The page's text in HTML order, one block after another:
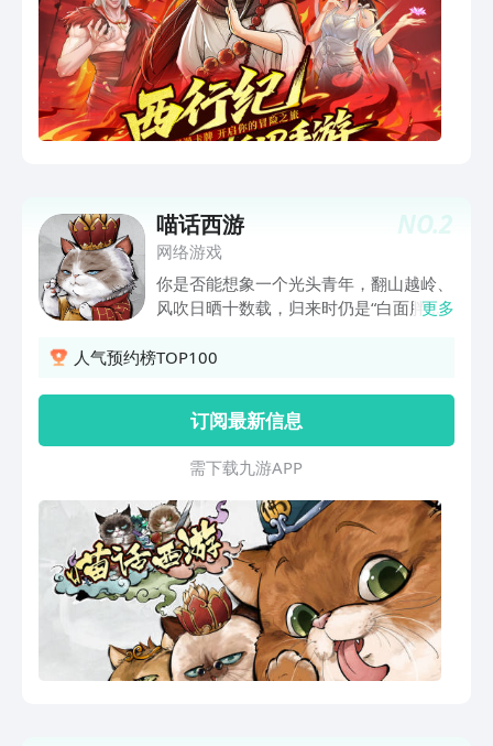
NO.2
喵话西游
网络游戏
你是否能想象一个光头青年，翻山越岭、
风吹日晒十数载，归来时仍是“白面胖”的
你： So Easy~ 贞观十八年，唐僧独步荆
收到取经人的音讯。唐王老李盼得眼都蓝
了，圣僧几时能得回朝呢？ 随着老李日
渐消瘦，大唐的官员和僧道开始自发地组
织出访西域、寻找大乘佛经。 玩家将扮
演民间僧道，也将踏上西方“极乐之地”、
寻找经书。在官员、僧团影影绰绰的影响
下，一个接一个的谜团和笑料依次展开！
【游戏特色】 【国风喵星人卡牌】 ·养成
超强国风卡通妖怪 ·想吸的喵星人，这里
都有 ·激萌的乱七八糟星人，这里也都有
ↀѡↀ 【架空西游世界】 ·在原著里，主
角们的真性情，只能看得到一些端倪|ԅ
更多
人气预约榜TOP100
订阅最新信息
需 下 载 九 游 A P P